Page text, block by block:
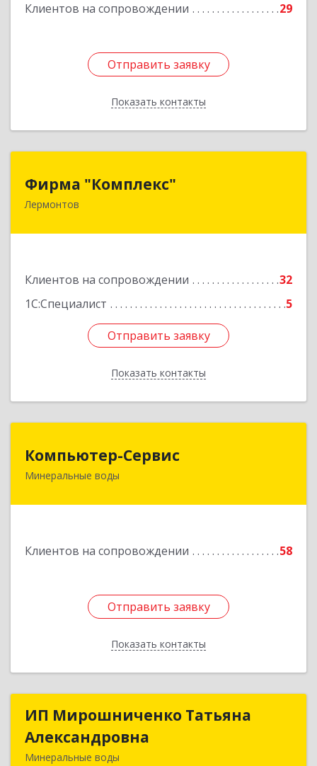
Клиентов на сопровождении 29
Отправить заявку
Показать контакты
Отправить заявку
Назад
Фирма "Комплекс"
Лермонтов
Клиентов на сопровождении
32
1С:Специалист
5
Отправить заявку
Показать контакты
357348, Ставропольский край, Лермонтов г,
Отправить заявку
Назад
Компьютер-Сервис
Минеральные воды
Клиентов на сопровождении 58
Отправить заявку
Показать контакты
357202, Ставропольский край, Минеральные
Отправить заявку
Назад
ИП Мирошниченко Татьяна
Александровна
Минеральные воды
ИП Мирошниченко Татьяна